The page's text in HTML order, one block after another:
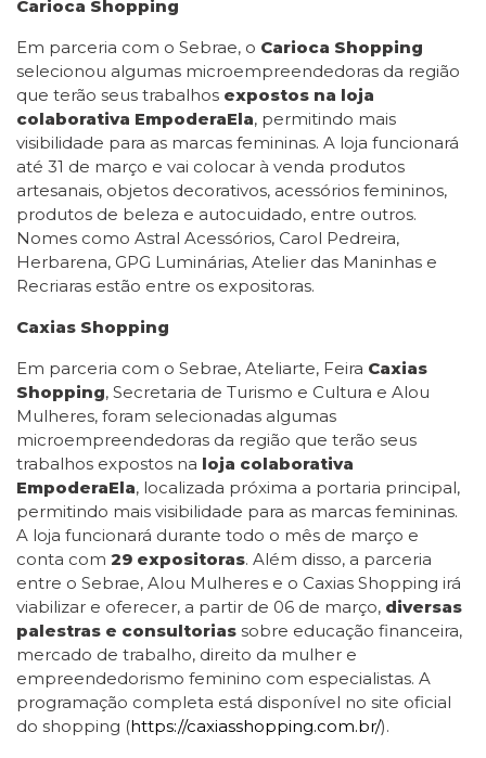
Carioca Shopping
Em parceria com o Sebrae, o Carioca Shopping
selecionou algumas microempreendedoras da região
que terão seus trabalhos expostos na loja
colaborativa EmpoderaEla, permitindo mais
visibilidade para as marcas femininas. A loja funcionará
até 31 de março e vai colocar à venda produtos
artesanais, objetos decorativos, acessórios femininos,
produtos de beleza e autocuidado, entre outros.
Nomes como Astral Acessórios, Carol Pedreira,
Herbarena, GPG Luminárias, Atelier das Maninhas e
Recriaras estão entre os expositoras.
Caxias Shopping
Em parceria com o Sebrae, Ateliarte, Feira Caxias
Shopping, Secretaria de Turismo e Cultura e Alou
Mulheres, foram selecionadas algumas
microempreendedoras da região que terão seus
trabalhos expostos na loja colaborativa
EmpoderaEla, localizada próxima a portaria principal,
permitindo mais visibilidade para as marcas femininas.
A loja funcionará durante todo o mês de março e
conta com 29 expositoras. Além disso, a parceria
entre o Sebrae, Alou Mulheres e o Caxias Shopping irá
viabilizar e oferecer, a partir de 06 de março, diversas
palestras e consultorias sobre educação financeira,
mercado de trabalho, direito da mulher e
empreendedorismo feminino com especialistas. A
programação completa está disponível no site oficial
do shopping (https://caxiasshopping.com.br/).